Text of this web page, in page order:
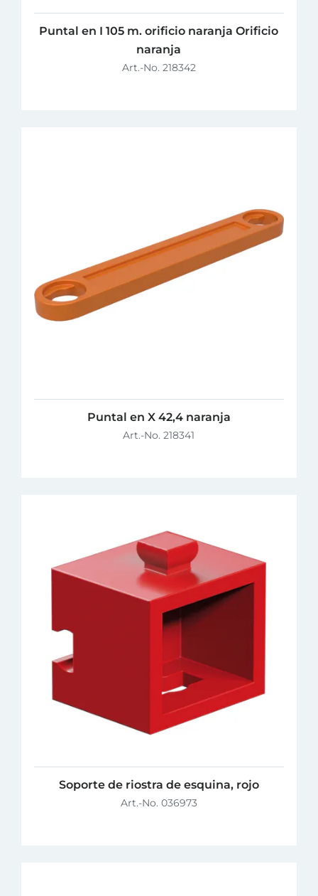
Puntal en I 105 m. orificio naranja Orificio
naranja
Art.-No. 218342
Puntal en X 42,4 naranja
Art.-No. 218341
Soporte de riostra de esquina, rojo
Art.-No. 036973